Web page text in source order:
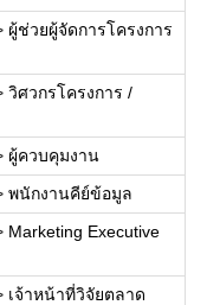
ผู้ช่วยผู้จัดการโครงการ
วิศวกรโครงการ /
ผู้ควบคุมงาน
พนักงานคีย์ข้อมูล
Marketing Executive
เจ้าหน้าที่วิจัยตลาด